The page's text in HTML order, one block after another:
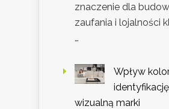
znaczenie dla
zaufania i lojalności
…
Wpływ
identyfikację
wizualną marki